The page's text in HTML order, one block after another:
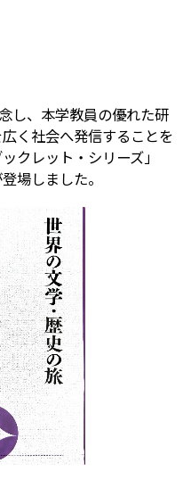
し、本学教員の優れた研
く社会へ発信することを
クレット・シリーズ」
場しました。